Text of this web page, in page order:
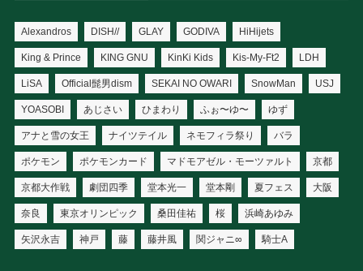
Alexandros DISH// GLAY GODIVA HiHijets
King & Prince KING GNU KinKi Kids Kis-My-Ft2 LDH
LiSA Official髭男dism SEKAI NO OWARI SnowMan USJ
YOASOBI あじさい ひまわり ふぉ〜ゆ〜 ゆず
アナと雪の女王 ナイツテイル ネモフィラ祭り バラ
ポケモン ポケモンカード マドモアゼル・モーツァルト 京都
京都大作戦 劇団四季 堂本光一 堂本剛 夏フェス 大阪
奈良 東京オリンピック 桑田佳祐 桜 浜崎あゆみ
矢沢永吉 神戸 藤 藤井風 関ジャニ∞ 騎士A